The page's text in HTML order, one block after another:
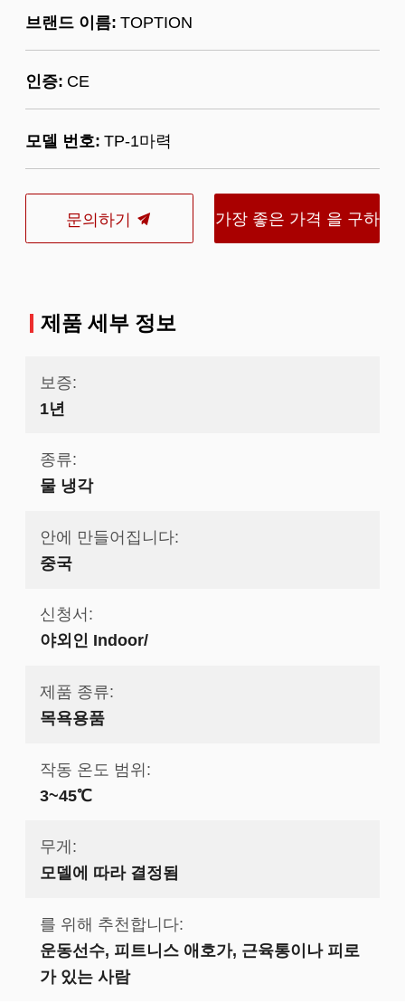
브랜드 이름: TOPTION
인증: CE
모델 번호: TP-1마력
문의하기 가장 좋은 가격 을 구하
제품 세부 정보
보증:
1년
종류:
물 냉각
안에 만들어집니다:
중국
신청서:
야외인 Indoor/
제품 종류:
목욕용품
작동 온도 범위:
3~45℃
무게:
모델에 따라 결정됨
를 위해 추천합니다:
운동선수, 피트니스 애호가, 근육통이나 피로
가 있는 사람